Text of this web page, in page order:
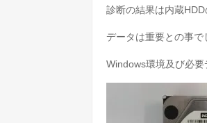
診断の結果は内蔵HDD
データは重要との事
Windows環境及び必要